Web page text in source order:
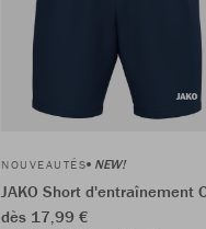
NOUVEAUTÉS NEW!
JAKO Short d'entraînement
dès 17,99 €